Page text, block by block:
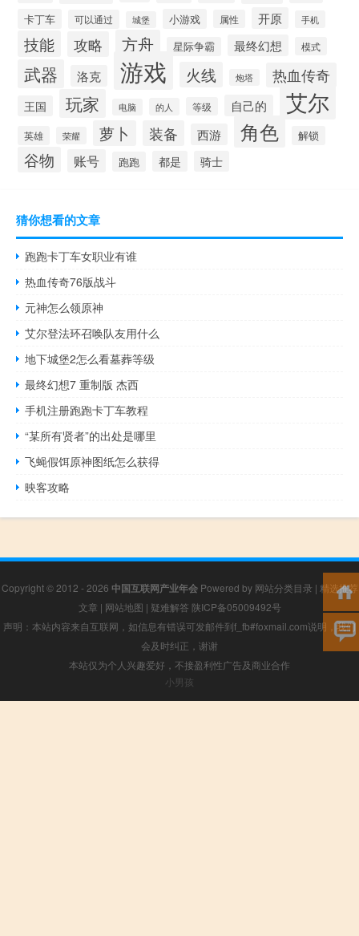
卡丁车
可以通过 城堡 小游戏 属性 开原 手机
技能 攻略 方舟 星际争霸 最终幻想 模式
武器 洛克 游戏 火线 炮塔 热血传奇
王国 玩家 电脑 的人 等级 自己的 艾尔
英雄 荣耀 萝卜 装备 西游 角色 解锁
谷物 账号 跑跑 都是 骑士
猜你想看的文章
跑跑卡丁车女职业有谁
热血传奇76版战斗
元神怎么领原神
艾尔登法环召唤队友用什么
地下城堡2怎么看墓葬等级
最终幻想7 重制版 杰西
手机注册跑跑卡丁车教程
“某所有贤者”的出处是哪里
飞蝇假饵原神图纸怎么获得
映客攻略
Copyright © 2012 - 2026 中国互联网产业年会Powered by 网站分类目录 | 精选推荐
文章 | 网站地图 | 疑难解答 陕ICP备05009492号
声明：本站内容来自互联网，如信息有错误可发邮件到f_fb#foxmail.com说明，我们
会及时纠正，谢谢
本站仅为个人兴趣爱好，不接盈利性广告及商业合作
小男孩